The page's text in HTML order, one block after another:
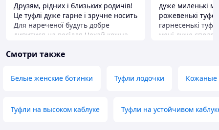
Друзям, рідних і близьких родичів!
Це туфлі дуже гарне і зручне носить
Для нареченої будуть добре
дивитися на весілля Нехай кожна
взуття як туфлі нареченої і
Преимущества
дуже миленькі
рожевенькі
гарнесенькі
мені дуже
щасливенька,
ідеальненько
туфельки такі
Смотри также
Белые женские ботинки Туфли лодочки Кожаные
Туфли на высоком каблуке Туфли на устойчивом